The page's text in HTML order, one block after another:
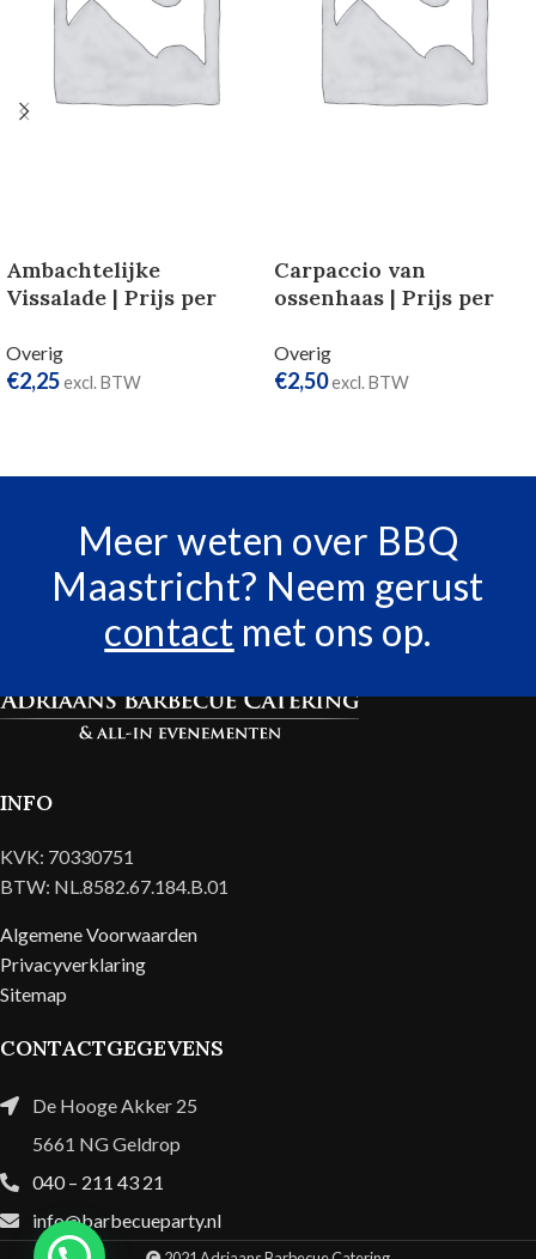
Ambachtelijke
Vissalade | Prijs per
Overig
€2,25excl. BTW
Carpaccio van
ossenhaas | Prijs per
Overig
€2,50excl. BTW
Meer weten over BBQ
Maastricht? Neem gerust
contact met ons op.
INFO
KVK: 70330751
BTW: NL.8582.67.184.B.01
Algemene Voorwaarden
Privacyverklaring
Sitemap
CONTACTGEGEVENS
De Hooge Akker 25
5661 NG Geldrop
040 – 211 43 21
info@barbecueparty.nl